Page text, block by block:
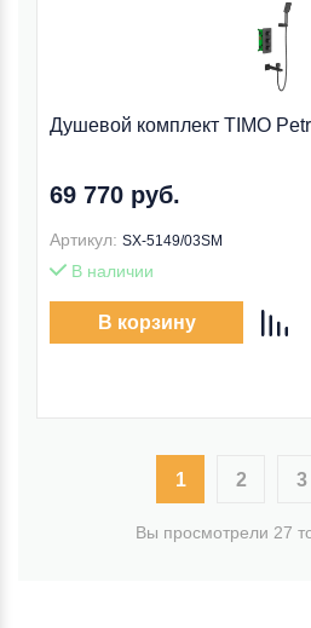
Душевой комплект TIMO
69 770 руб.
Артикул: SX-5149/03SM
В наличии
В корзину
1 2 3
Вы просмотрели 27